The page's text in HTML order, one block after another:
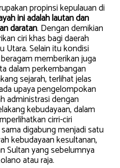
propinsi kepulauan di
ini adalah lautan dan
daratan. Dengan demikian
ciri khas bagi daerah
Utara. Selain itu kondisi
memberikan juga
dalam perkembangan
sejarah, terlihat jelas
upaya pengelompokan
administrasi dengan
kebudayaan, dalam
cirri-ciri
digabung menjadi satu
kebudayaan kesultanan,
Sultan yang sebelumnya
atau raja.